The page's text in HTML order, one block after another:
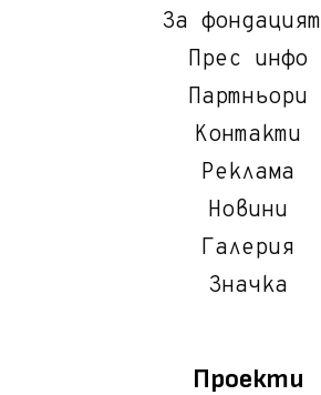
За
Прес инфо
Партньори
Контакти
Реклама
Новини
Галерия
Значка
Проекти